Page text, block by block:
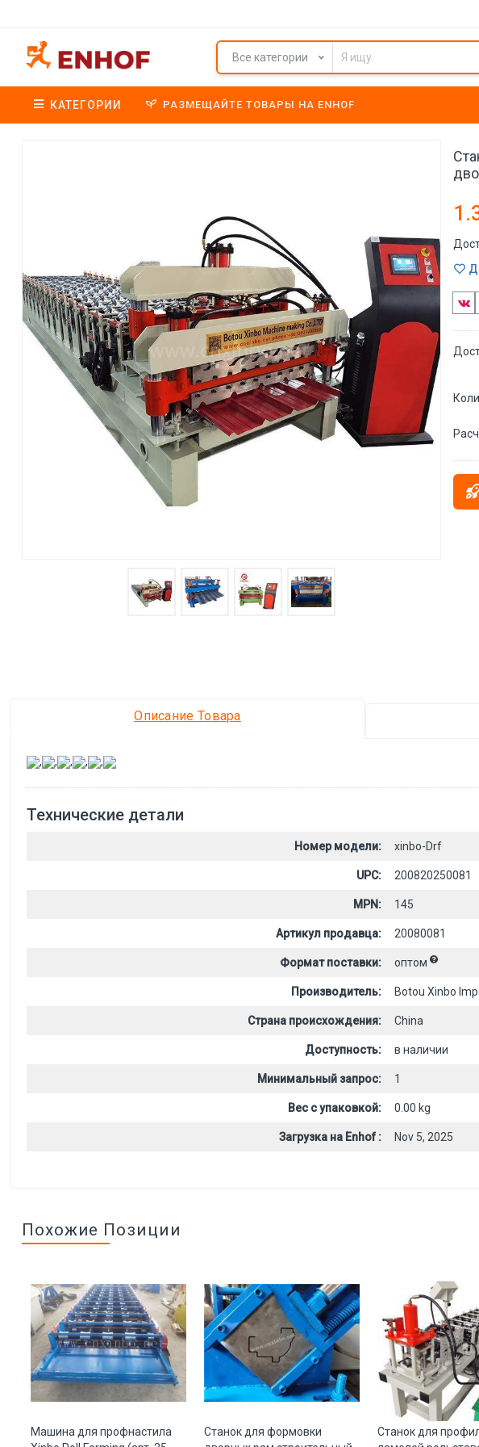
Все категории
КАТЕГОРИИ РАЗМЕЩАЙТЕ ТОВАРЫ НА ENHOF
Описание Товара
, , , , ,
Технические детали
Номер модели: xinbo-Drf
UPC: 200820250081
MPN: 145
Артикул продавца: 20080081
Формат поставки: оптом
Производитель: Botou Xinbo
Страна происхождения: China
Доступность: в наличии
Минимальный запрос: 1
Вес с упаковкой: 0.00 kg
Загрузка на Enhof : Nov 5, 2025
Похожие Позиции
Машина для профнастила
Станок для формовки
Станок для